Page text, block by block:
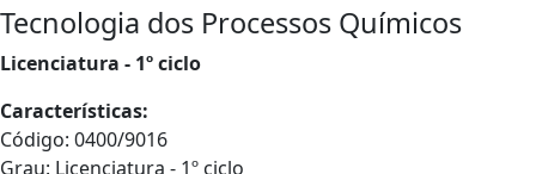
Tecnologia dos Processos Químicos
Licenciatura - 1º ciclo
Características:
Código: 0400/9016
Grau: Licenciatura - 1º ciclo